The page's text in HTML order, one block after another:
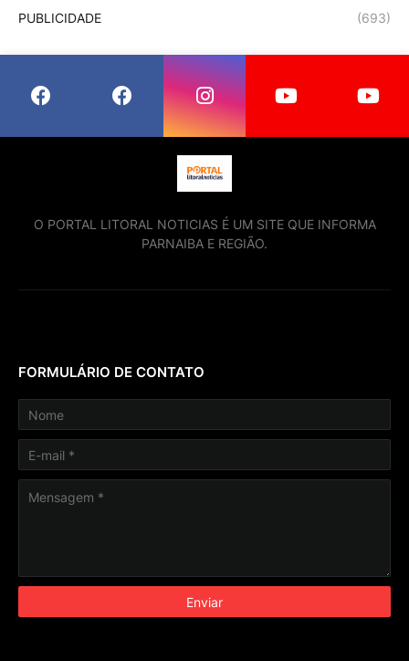
PUBLICIDADE (693)
O PORTAL LITORAL NOTICIAS É UM SITE QUE INFORMA
PARNAIBA E REGIÃO.
FORMULÁRIO DE CONTATO